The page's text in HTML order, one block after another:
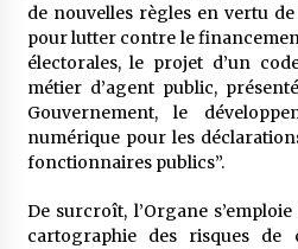
de nouvelles règles en vertu
pour lutter contre le
électorales, le projet d’un
métier d’agent public,
Gouvernement, le
numérique pour les
fonctionnaires publics”.
De surcroît, l’Organe
cartographie des risques